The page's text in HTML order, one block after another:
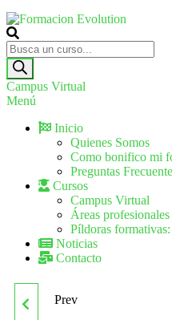
Formacion Evolution
Cursos de formación continua
Búsqueda
de
productos
Campus Virtual
Menú
Inicio
Quienes Somos
Como bonifico mi
Preguntas
Cursos
Campus Virtual
Áreas
Píldoras
Noticias
Contacto
COCINA MODERNA, DE
Prev